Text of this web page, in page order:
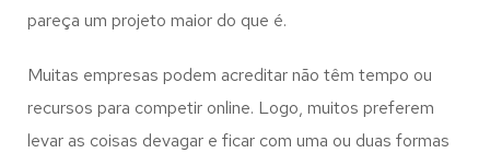
pareça um projeto maior do que é.
Muitas empresas podem acreditar não têm tempo ou
recursos para competir online. Logo, muitos preferem
levar as coisas devagar e ficar com uma ou duas formas